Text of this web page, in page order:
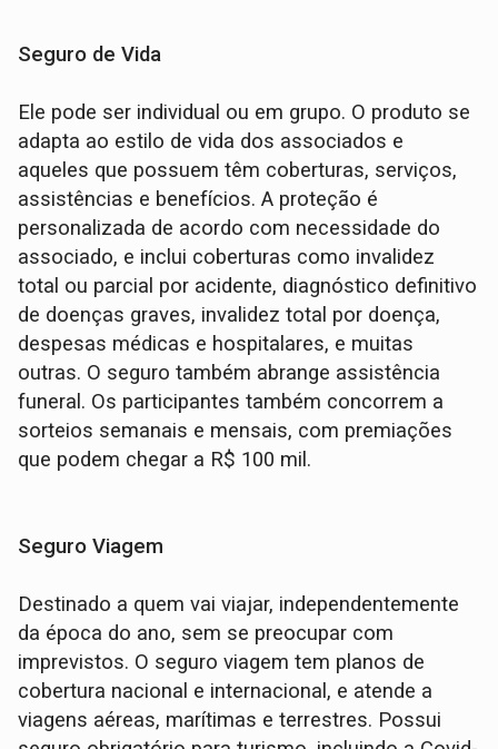
Seguro de Vida
Ele pode ser individual ou em grupo. O produto se
adapta ao estilo de vida dos associados e
aqueles que possuem têm coberturas, serviços,
assistências e benefícios. A proteção é
personalizada de acordo com necessidade do
associado, e inclui coberturas como invalidez
total ou parcial por acidente, diagnóstico definitivo
de doenças graves, invalidez total por doença,
despesas médicas e hospitalares, e muitas
outras. O seguro também abrange assistência
funeral. Os participantes também concorrem a
sorteios semanais e mensais, com premiações
que podem chegar a R$ 100 mil.
Seguro Viagem
Destinado a quem vai viajar, independentemente
da época do ano, sem se preocupar com
imprevistos. O seguro viagem tem planos de
cobertura nacional e internacional, e atende a
viagens aéreas, marítimas e terrestres. Possui